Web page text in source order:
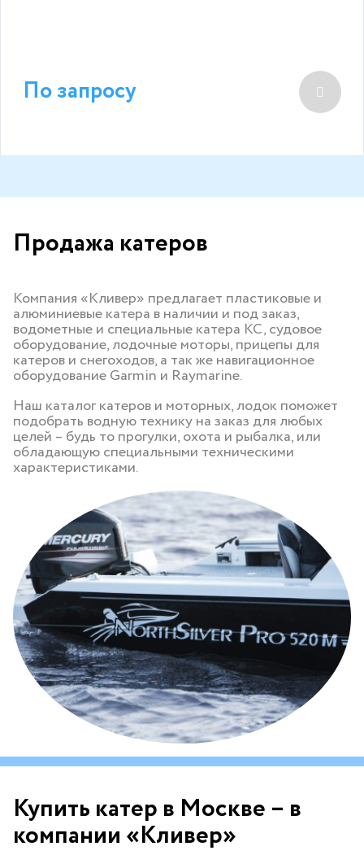
По запросу
Продажа катеров
Компания «Кливер» предлагает пластиковые и
алюминиевые катера в наличии и под заказ,
водометные и специальные катера КС, судовое
оборудование, лодочные моторы, прицепы для
катеров и снегоходов, а так же навигационное
оборудование Garmin и Raymarine.
Наш каталог катеров и моторных, лодок поможет
подобрать водную технику на заказ для любых
целей – будь то прогулки, охота и рыбалка, или
обладающую специальными техническими
характеристиками.
Купить катер в Москве – в
компании «Кливер»